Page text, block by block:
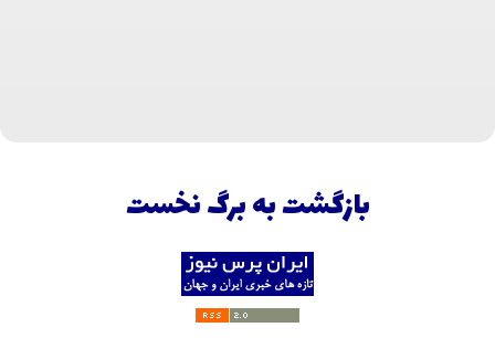
بازگشت به برگ نخست